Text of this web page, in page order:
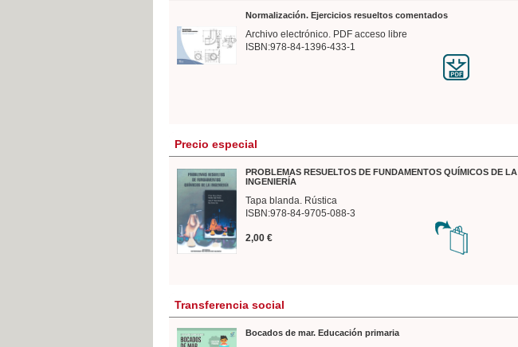
Normalización. Ejercicios resueltos comentados
Archivo electrónico. PDF acceso libre
ISBN:978-84-1396-433-1
Precio especial
PROBLEMAS RESUELTOS DE FUNDAMENTOS QUÍMICOS DE LA
INGENIERÍA
Tapa blanda. Rústica
ISBN:978-84-9705-088-3
2,00 €
Transferencia social
Bocados de mar. Educación primaria